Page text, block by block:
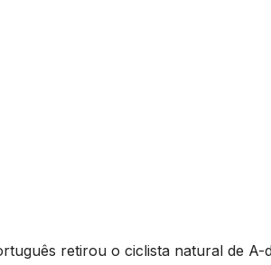
retirou o ciclista natural de